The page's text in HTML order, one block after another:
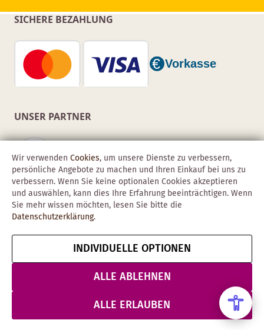
SICHERE BEZAHLUNG
UNSER PARTNER
Copyright © 2026 Obadis GmbH
ImpressumAGBDatenschutz
& Sicherheit
Vertrag widerrufen
Wir verwenden Cookies, um unsere Dienste zu verbessern,
persönliche Angebote zu machen und Ihren Einkauf bei uns zu
verbessern. Wenn Sie keine optionalen Cookies akzeptieren
und auswählen, kann dies Ihre Erfahrung beeinträchtigen. Wenn
Sie mehr wissen möchten, lesen Sie bitte die
Datenschutzerklärung.
INDIVIDUELLE OPTIONEN
ALLE ABLEHNEN
ALLE ERLAUBEN